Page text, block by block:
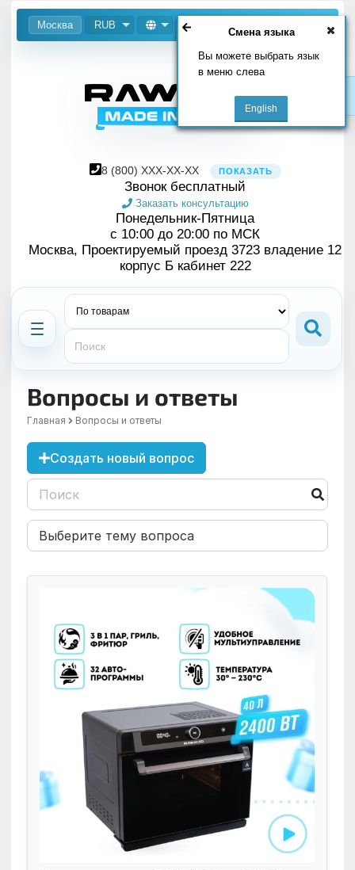
Москва RUB
Смена языка
Вы можете выбрать язык
в меню слева
8 (800) XXX-XX-XX ПОКАЗАТЬ
Звонок бесплатный
Заказать консультацию
Понедельник-Пятница
с 10:00 до 20:00 по МСК
Москва, Проектируемый проезд 3723 владение 12
корпус Б кабинет 222
Вопросы и ответы
Главная Вопросы и ответы
Создать новый вопрос